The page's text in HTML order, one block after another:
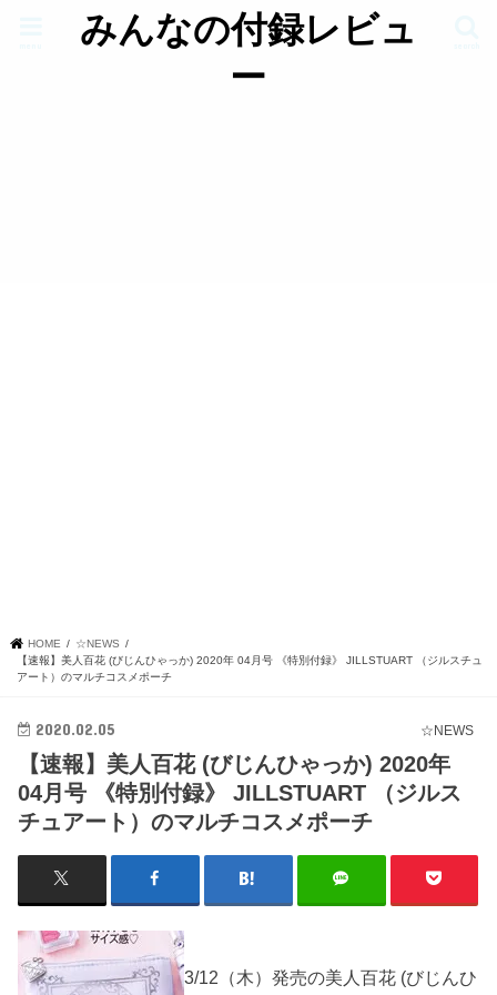
みんなの付録レビュ
ー
HOME
☆NEWS
【速報】美人百花 (びじんひゃっか) 2020年 04月号 《特別付録》 JILLSTUART （ジルスチュ
アート）のマルチコスメポーチ
☆NEWS
2020.02.05
【速報】美人百花 (びじんひゃっか) 2020年
04月号 《特別付録》 JILLSTUART （ジルス
チュアート）のマルチコスメポーチ
3/12（木）発売の美人百花 (びじんひ